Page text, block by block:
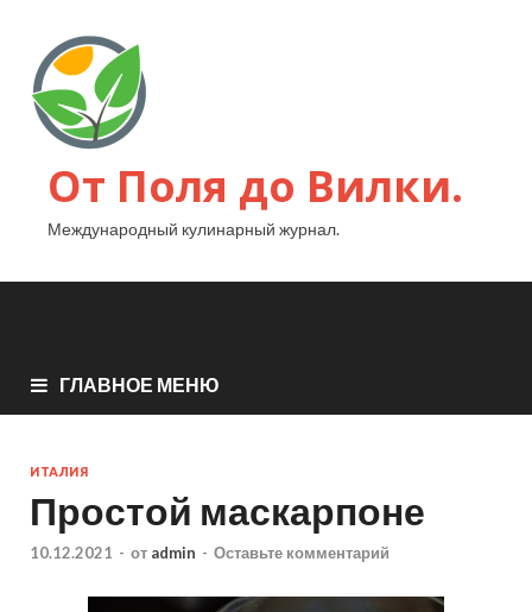
От Поля до Вилки.
Международный кулинарный журнал.
ГЛАВНОЕ МЕНЮ
ИТАЛИЯ
Простой маскарпоне
10.12.2021 - от admin - Оставьте комментарий